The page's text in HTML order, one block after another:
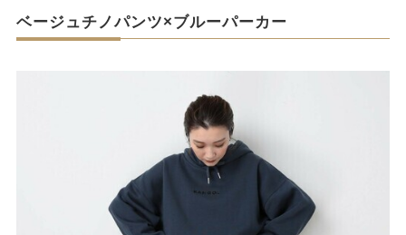
ベージュチノパンツ×ブルーパーカー